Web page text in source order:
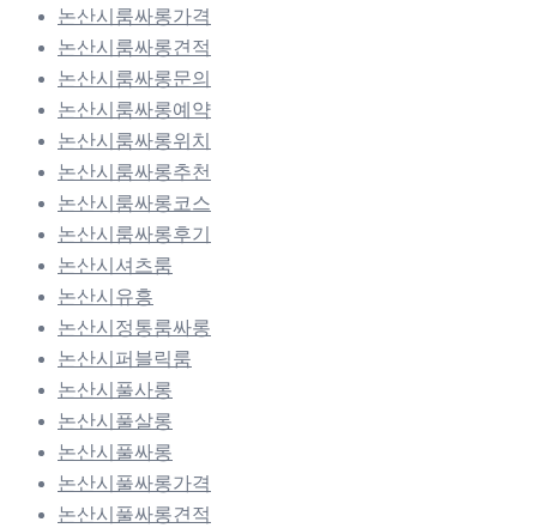
논산시룸싸롱가격
논산시룸싸롱견적
논산시룸싸롱문의
논산시룸싸롱예약
논산시룸싸롱위치
논산시룸싸롱추천
논산시룸싸롱코스
논산시룸싸롱후기
논산시셔츠룸
논산시유흥
논산시정통룸싸롱
논산시퍼블릭룸
논산시풀사롱
논산시풀살롱
논산시풀싸롱
논산시풀싸롱가격
논산시풀싸롱견적